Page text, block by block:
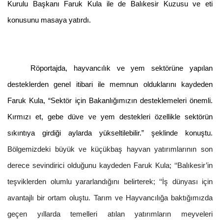
Kurulu Başkanı Faruk Kula ile de Balıkesir Kuzusu ve eti
konusunu masaya yatırdı.
Röportajda, hayvancılık ve yem sektörüne yapılan
desteklerden genel itibari ile memnun olduklarını kaydeden
Faruk Kula, “Sektör için Bakanlığımızın desteklemeleri önemli.
Kırmızı et, gebe düve ve yem destekleri özellikle sektörün
sıkıntıya girdiği aylarda yükseltilebilir.” şeklinde konuştu.
Bölgemizdeki büyük ve küçükbaş hayvan yatırımlarının son
derece sevindirici olduğunu kaydeden Faruk Kula; ‘‘Balıkesir’in
teşviklerden olumlu yararlandığını belirterek; ‘‘İş dünyası için
avantajlı bir ortam oluştu. Tarım ve Hayvancılığa baktığımızda
geçen yıllarda temelleri atılan yatırımların meyveleri